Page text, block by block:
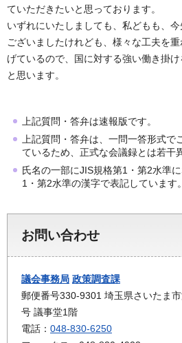
ていただきたいと思っております。
いずれにいたしましても、私どもも、
ございましたけれども、様々な工夫を
げているので、国に対する強い働き掛
と思います。
上記質問・答弁は速報版です。
上記質問・答弁は、一問一答形式で
ているため、正式な会議録とは若干
氏名の一部にJIS規格第1・第2水準
1・第2水準の漢字で表記しています
お問い合わせ
議会事務局 政策調査課
郵便番号330-9301 埼玉県さいたま
号 議事堂1階
電話： 048-830-6250